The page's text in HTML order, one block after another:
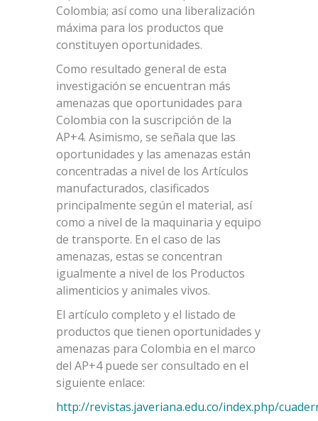
Colombia; así como una liberalización
máxima para los productos que
constituyen oportunidades.
Como resultado general de esta
investigación se encuentran más
amenazas que oportunidades para
Colombia con la suscripción de la
AP+4. Asimismo, se señala que las
oportunidades y las amenazas están
concentradas a nivel de los Artículos
manufacturados, clasificados
principalmente según el material, así
como a nivel de la maquinaria y equipo
de transporte. En el caso de las
amenazas, estas se concentran
igualmente a nivel de los Productos
alimenticios y animales vivos.
El artículo completo y el listado de
productos que tienen oportunidades y
amenazas para Colombia en el marco
del AP+4 puede ser consultado en el
siguiente enlace:
http://revistas.javeriana.edu.co/index.php/